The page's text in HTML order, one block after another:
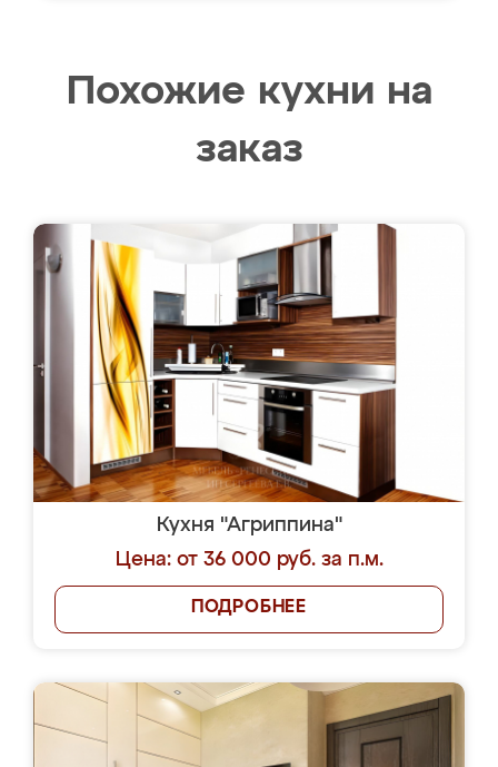
Похожие кухни на
заказ
Кухня "Агриппина"
Цена: от 36 000 руб. за п.м.
ПОДРОБНЕЕ